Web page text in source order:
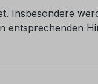
Insbesondere